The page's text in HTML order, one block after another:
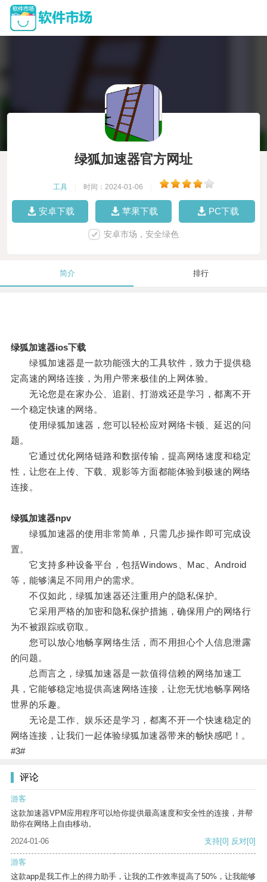
绿狐加速器官方网址
工具 时间：2024-01-06
安卓下载 苹果下载 PC下载
安卓市场，安全绿色
简介 排行
绿狐加速器ios下载
绿狐加速器是一款功能强大的工具软件，致力于提供稳
定高速的网络连接，为用户带来极佳的上网体验。
无论您是在家办公、追剧、打游戏还是学习，都离不开
一个稳定快速的网络。
使用绿狐加速器，您可以轻松应对网络卡顿、延迟的问
题。
它通过优化网络链路和数据传输，提高网络速度和稳定
性，让您在上传、下载、观影等方面都能体验到极速的网络
连接。
绿狐加速器npv
绿狐加速器的使用非常简单，只需几步操作即可完成设
置。
它支持多种设备平台，包括Windows、Mac、Android
等，能够满足不同用户的需求。
不仅如此，绿狐加速器还注重用户的隐私保护。
它采用严格的加密和隐私保护措施，确保用户的网络行
为不被跟踪或窃取。
您可以放心地畅享网络生活，而不用担心个人信息泄露
的问题。
总而言之，绿狐加速器是一款值得信赖的网络加速工
具，它能够稳定地提供高速网络连接，让您无忧地畅享网络
世界的乐趣。
无论是工作、娱乐还是学习，都离不开一个快速稳定的
网络连接，让我们一起体验绿狐加速器带来的畅快感吧！。
#3#
评论
游客
这款加速器VPM应用程序可以给你提供最高速度和安全性的连接，并帮
助你在网络上自由移动。
2024-01-06
支持[0] 反对[0]
游客
这款app是我工作上的得力助手，让我的工作效率提高了50%，让我能够